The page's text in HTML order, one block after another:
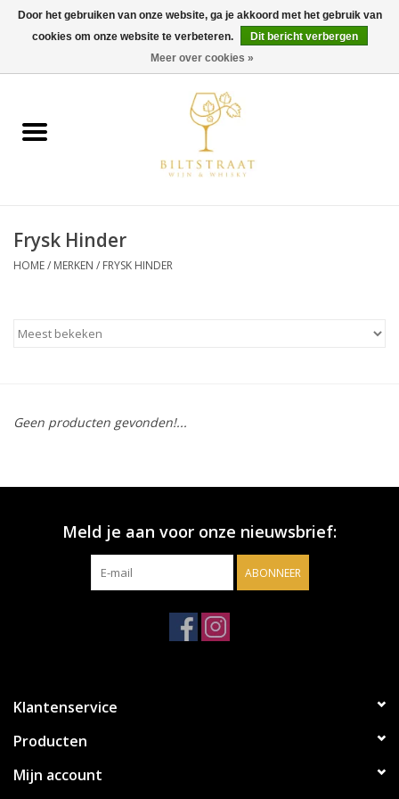
0 Artikelen - €0,00
Wijn
Gin & Tonic
Gedestilleerd
Accessoires
Relatiegeschenken
Frysk Hinder
HOME/ MERKEN / FRYSK HINDER
Geen producten gevonden!...
Meld je aan voor onze nieuwsbrief:
ABONNEER
Klantenservice
Producten
Mijn account
Door het gebruiken van onze website, ga je akkoord met het gebruik van
cookies om onze website te verbeteren.
Dit bericht verbergen
Meer over cookies »